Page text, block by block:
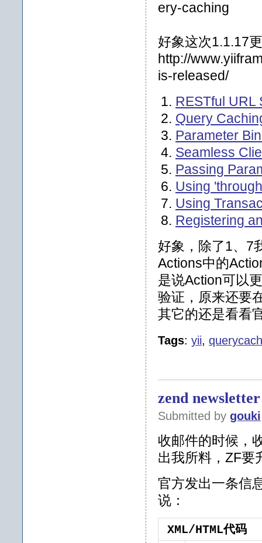
ery-caching
好象这次1.1.17
http://
is-released/
RESTful URL
Query
Parameter
Seamless
Passing
Using
Using
Registering
好象，除了1、7
Actions中的
是说Action可以
验证，原来还要
其它的还是看看
Tags: yii,
zend newsletter
Submitted by gouki
收邮件的时候，
出我所料，ZF要
官方发出一条信
说：
XML/HTML代码